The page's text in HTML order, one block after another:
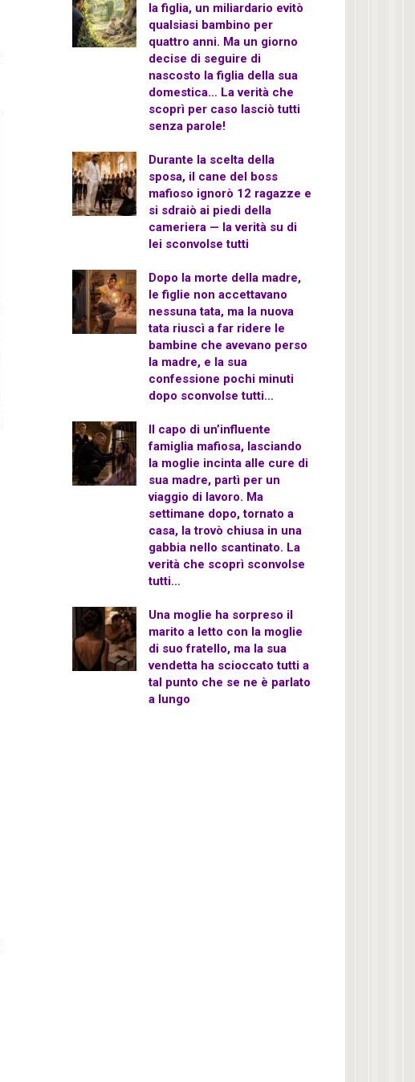
la figlia, un miliardario evitò
qualsiasi bambino per
quattro anni. Ma un giorno
decise di seguire di
nascosto la figlia della sua
domestica… La verità che
scoprì per caso lasciò tutti
senza parole!
Durante la scelta della
sposa, il cane del boss
mafioso ignorò 12 ragazze e
si sdraiò ai piedi della
cameriera — la verità su di
lei sconvolse tutti
Dopo la morte della madre,
le figlie non accettavano
nessuna tata, ma la nuova
tata riuscì a far ridere le
bambine che avevano perso
la madre, e la sua
confessione pochi minuti
dopo sconvolse tutti…
Il capo di un’influente
famiglia mafiosa, lasciando
la moglie incinta alle cure di
sua madre, partì per un
viaggio di lavoro. Ma
settimane dopo, tornato a
casa, la trovò chiusa in una
gabbia nello scantinato. La
verità che scoprì sconvolse
tutti…
Una moglie ha sorpreso il
marito a letto con la moglie
di suo fratello, ma la sua
vendetta ha scioccato tutti a
tal punto che se ne è parlato
a lungo